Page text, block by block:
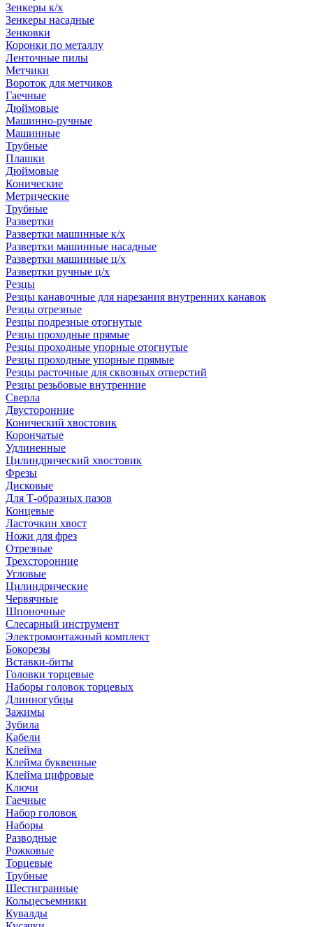
Зенкеры к/х
Зенкеры насадные
Зенковки
Коронки по металлу
Ленточные пилы
Метчики
Вороток для метчиков
Гаечные
Дюймовые
Машинно-ручные
Машинные
Трубные
Плашки
Дюймовые
Конические
Метрические
Трубные
Развертки
Развертки машинные к/х
Развертки машинные насадные
Развертки машинные ц/х
Развертки ручные ц/х
Резцы
Резцы канавочные для нарезания внутренних канавок
Резцы отрезные
Резцы подрезные отогнутые
Резцы проходные прямые
Резцы проходные упорные отогнутые
Резцы проходные упорные прямые
Резцы расточные для сквозных отверстий
Резцы резьбовые внутренние
Сверла
Двусторонние
Конический хвостовик
Корончатые
Удлиненные
Цилиндрический хвостовик
Фрезы
Дисковые
Для Т-образных пазов
Концевые
Ласточкин хвост
Ножи для фрез
Отрезные
Трехсторонние
Угловые
Цилиндрические
Червячные
Шпоночные
Слесарный инструмент
Электромонтажный комплект
Бокорезы
Вставки-биты
Головки торцевые
Наборы головок торцевых
Длинногубцы
Зажимы
Зубила
Кабели
Клейма
Клейма буквенные
Клейма цифровые
Ключи
Гаечные
Набор головок
Наборы
Разводные
Рожковые
Торцевые
Трубные
Шестигранные
Кольцесъемники
Кувалды